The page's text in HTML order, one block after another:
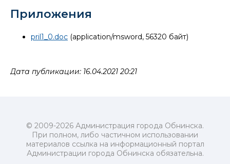
Приложения
pril1_0.doc (application/msword, 56320 байт)
Дата публикации: 16.04.2021 20:21
© 2009-2026 Администрация города Обнинска.
При полном, либо частичном использовании
материалов ссылка на информационный портал
Администрации города Обнинска обязательна.